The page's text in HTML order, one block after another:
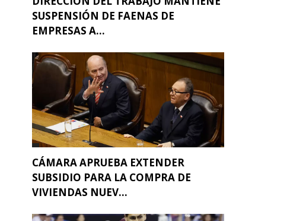
SUSPENSIÓN DE FAENAS DE
EMPRESAS A...
CÁMARA APRUEBA EXTENDER
SUBSIDIO PARA LA COMPRA DE
VIVIENDAS NUEV...